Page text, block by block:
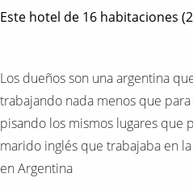
Este hotel de 16 habitaciones
Los dueños son una argentina
trabajando nada menos que
pisando los mismos lugares que
marido inglés que trabajaba en
en Argentina